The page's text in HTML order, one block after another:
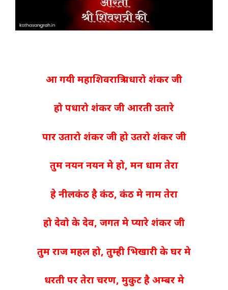
आ गयी महाशिवरात्रि पधारो शंकर जी
हो पधारो शंकर जी आरती उतारे
पार उतारो शंकर जी हो उतरो शंकर जी
तुम नयन नयन मे हो, मन धाम तेरा
हे नीलकंठ है कंठ, कंठ मे नाम तेरा
हो देवो के देव, जगत मे प्यारे शंकर जी
तुम राज महल हो, तुम्ही भिखारी के घर मे
धरती पर तेरा चरण, मुकुट है अम्बर मे